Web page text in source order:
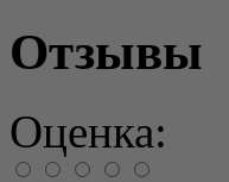
Отзывы
Оценка: